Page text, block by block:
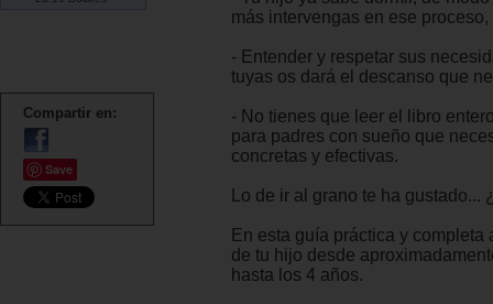
Compartir en:
Save
más intervengas en ese proceso,
- Entender y respetar sus
tuyas os dará el descanso que
- No tienes que leer el libro
para padres con sueño que
concretas y efectivas.
Lo de ir al grano te ha gustado...
En esta guía práctica y completa
de tu hijo desde
hasta los 4 años.